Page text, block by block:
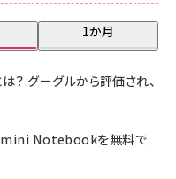
1か月
？ グーグルから評価され、
Notebookを無料で